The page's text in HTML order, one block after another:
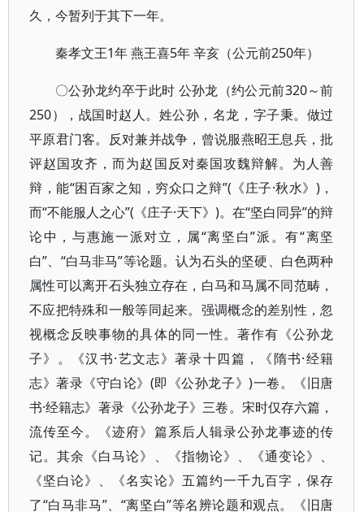
久，今暂列于其下一年。
秦孝文王1年 燕王喜5年 辛亥（公元前250年）
〇公孙龙约卒于此时 公孙龙（约公元前320～前
250），战国时赵人。姓公孙，名龙，字子秉。做过
平原君门客。反对兼并战争，曾说服燕昭王息兵，批
评赵国攻齐，而为赵国反对秦国攻魏辩解。为人善
辩，能“困百家之知，穷众口之辩”(《庄子·秋水》)，
而“不能服人之心”(《庄子·天下》)。在“坚白同异”的辩
论中，与惠施一派对立，属“离坚白”派。有“离坚
白”、“白马非马”等论题。认为石头的坚硬、白色两种
属性可以离开石头独立存在，白马和马属不同范畴，
不应把特殊和一般等同起来。强调概念的差别性，忽
视概念反映事物的具体的同一性。著作有《公孙龙
子》。《汉书·艺文志》著录十四篇，《隋书·经籍
志》著录《守白论》(即《公孙龙子》)一卷。《旧唐
书·经籍志》著录《公孙龙子》三卷。宋时仅存六篇，
流传至今。《迹府》篇系后人辑录公孙龙事迹的传
记。其余《白马论》、《指物论》、《通变论》、
《坚白论》、《名实论》五篇约一千九百字，保存
了“白马非马”、“离坚白”等名辨论题和观点。《旧唐